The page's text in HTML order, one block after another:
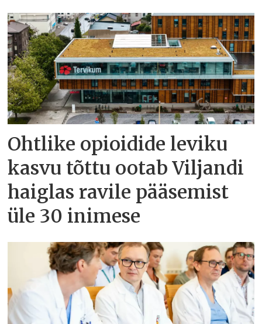
Ohtlike opioidide leviku
kasvu tõttu ootab Viljandi
haiglas ravile pääsemist
üle 30 inimese